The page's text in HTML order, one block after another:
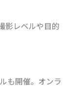
影レベルや目的
も開催。オンラ